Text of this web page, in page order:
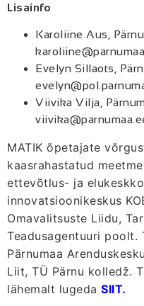
Lisainfo
Karoliine Aus,
Evelyn Sillaots,
Viivika Vilja,
MATIK õpetajate
kaasrahastatud
ettevõtlus- ja
innovatsioonikeskus
Omavalitsuste Liidu,
Teadusagentuuri poolt.
Pärnumaa
Liit, TÜ Pärnu kolledž.
lähemalt lugeda SIIT.